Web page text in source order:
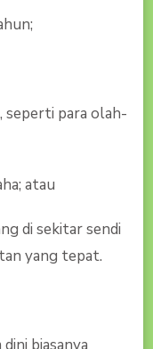
seperti para olah-
atau
di sekitar sendi
yang tepat.
biasanya